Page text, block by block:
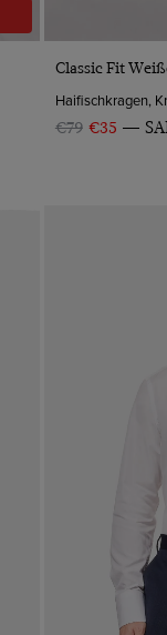
Classic Fit
€79 €35